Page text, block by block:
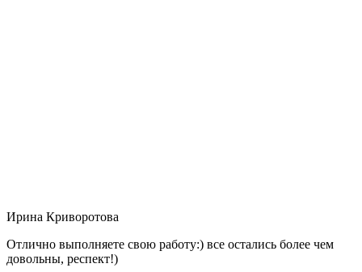
Ирина Криворотова
Отлично выполняете свою работу:) все остались более чем
довольны, респект!)